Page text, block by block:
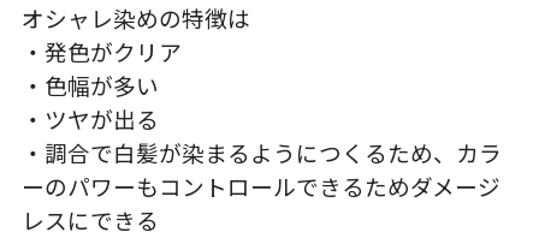
オシャレ染めの特徴は
・発色がクリア
・色幅が多い
・ツヤが出る
・調合で白髪が染まるようにつくるため、カラ
ーのパワーもコントロールできるためダメージ
レスにできる